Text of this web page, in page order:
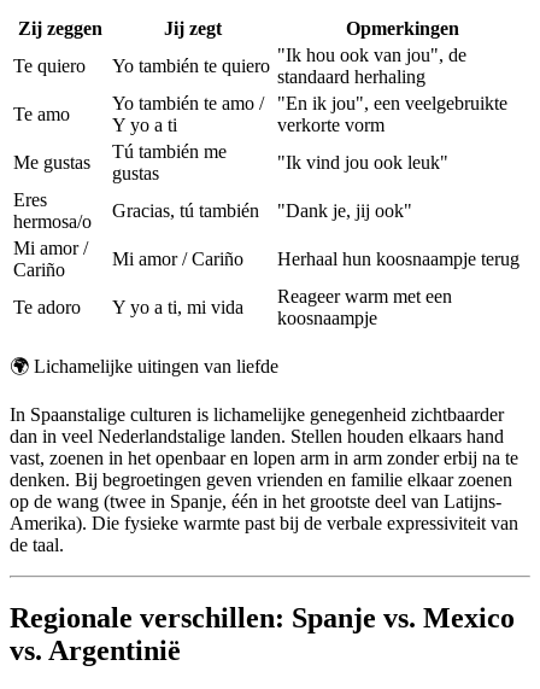
Zij zeggen Jij zegt
Opmerkingen
Te quiero
Yo también te quiero
"Ik hou ook van jou", de
standaard herhaling
Te amo
Yo también te amo /
Y yo a ti
"En ik jou", een veelgebruikte
verkorte vorm
Me gustas
Tú también me
gustas
"Ik vind jou ook leuk"
Eres
hermosa/o
Gracias, tú también
"Dank je, jij ook"
Mi amor /
Cariño
Mi amor / Cariño Herhaal hun koosnaampje terug
Te adoro Y yo a ti, mi vida
Reageer warm met een
koosnaampje
🌍 Lichamelijke uitingen van liefde
In Spaanstalige culturen is lichamelijke genegenheid zichtbaarder
dan in veel Nederlandstalige landen. Stellen houden elkaars hand
vast, zoenen in het openbaar en lopen arm in arm zonder erbij na te
denken. Bij begroetingen geven vrienden en familie elkaar zoenen
op de wang (twee in Spanje, één in het grootste deel van Latijns-
Amerika). Die fysieke warmte past bij de verbale expressiviteit van
de taal.
Regionale verschillen: Spanje vs. Mexico
vs. Argentinië